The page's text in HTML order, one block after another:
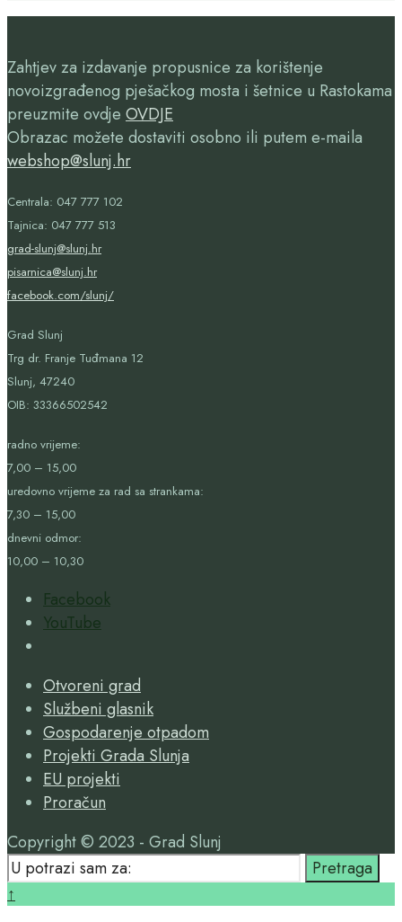
Zahtjev za izdavanje propusnice za korištenje
novoizgrađenog pješačkog mosta i šetnice u Rastokama
preuzmite ovdje OVDJE
Obrazac možete dostaviti osobno ili putem e-maila
webshop@slunj.hr
Centrala: 047 777 102
Tajnica: 047 777 513
grad-slunj@slunj.hr
pisarnica@slunj.hr
facebook.com/slunj/
Grad Slunj
Trg dr. Franje Tuđmana 12
Slunj, 47240
OIB: 33366502542
radno vrijeme:
7,00 – 15,00
uredovno vrijeme za rad sa strankama:
7,30 – 15,00
dnevni odmor:
10,00 – 10,30
Facebook
YouTube
Window
Otvoreni grad
Službeni glasnik
Gospodarenje otpadom
Projekti Grada Slunja
EU projekti
Proračun
Copyright © 2023 - Grad Slunj
Search
for:
Pretraga
Close
↑